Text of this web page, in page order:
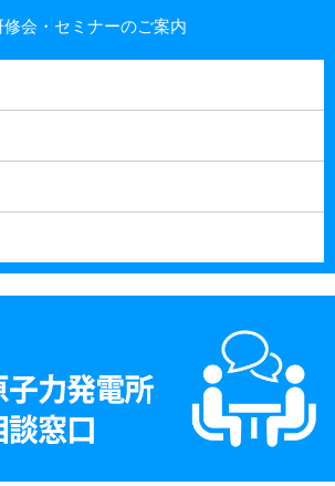
修会・セミナーのご案内